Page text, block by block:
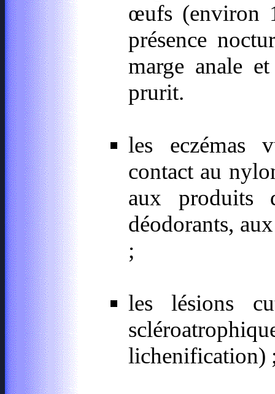
œufs (environ
présence
marge anale
prurit.
les eczémas
contact au
aux produits
déodorants,
;
les lésions
lichenification)